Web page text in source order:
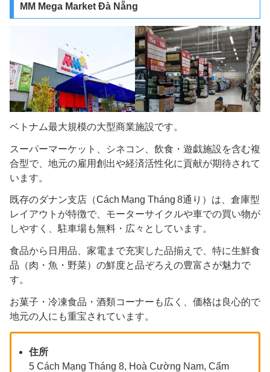
MM Mega Market Đà Nẵng
ベトナム最大規模の大型商業施設です。
スーパーマーケット、シネコン、飲食・遊戯施設を含む複
合型で、地元の雇用創出や経済活性化に貢献が期待されて
います。
既存のダナン支店（Cách Mạng Tháng 8通り）は、倉庫型
レイアウトが特徴で、モーターサイクルや車での買い物が
しやすく、駐車場も無料・広々としています。
食品から日用品、家電まで充実した品揃えで、特に生鮮食
品（肉・魚・野菜）の鮮度と品ぞろえの豊富さが魅力で
す。
お菓子・冷凍食品・酒類コーナーも広く、価格は良心的で
地元の人にも重宝されています。
住所
5 Cách Mạng Tháng 8, Hoà Cường Nam, Cẩm